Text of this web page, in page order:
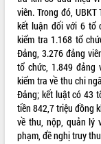
Hội nghị UBND tỉnh Đắk
tháng 7/2026
Lễ truy tặng danh hiệu
Nam Anh hùng” và trao
Lao động
UBND tỉnh Đắk Lắk triển
vụ 6 tháng cuối năm 2026
Kỳ họp thứ Hai, Hội
tỉnh khóa XI quyết nghị
ALBUM ẢNH
viên. Trong đó,
kết luận đối với 6 tổ
kiểm tra 1.168 tổ
Đảng, 3.276 đảng
tổ chức, 1.849 đảng
kiểm tra về thu chi
Đảng; kết luật có 43
tiền 842,7 triệu đồng
về thu, nộp, quản
phạm, đề nghị truy